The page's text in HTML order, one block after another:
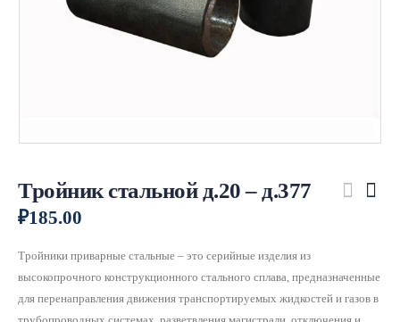
Тройник стальной д.20 – д.377
₽185.00
Тройники приварные стальные – это серийные изделия из
высокопрочного конструкционного стального сплава, предназначенные
для перенаправления движения транспортируемых жидкостей и газов в